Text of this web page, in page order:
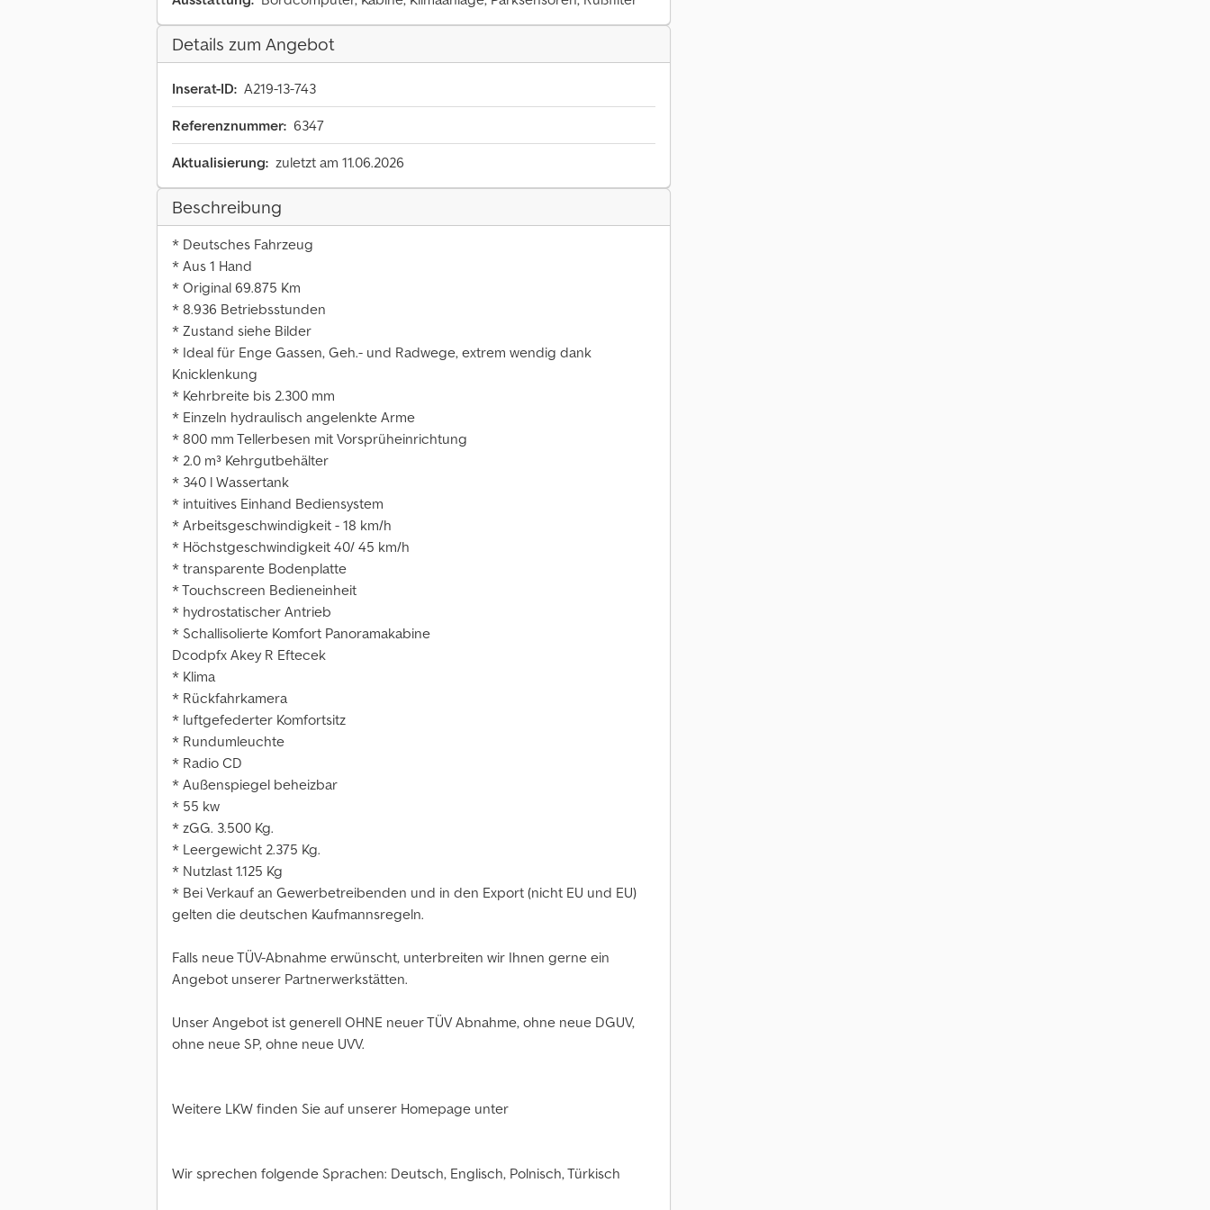
Details zum Angebot
Inserat-ID: A219-13-743
Referenznummer: 6347
Aktualisierung: zuletzt am 11.06.2026
Beschreibung
* Deutsches Fahrzeug
* Aus 1 Hand
* Original 69.875 Km
* 8.936 Betriebsstunden
* Zustand siehe Bilder
* Ideal für Enge Gassen, Geh.- und Radwege, extrem wendig dank
Knicklenkung
* Kehrbreite bis 2.300 mm
* Einzeln hydraulisch angelenkte Arme
* 800 mm Tellerbesen mit Vorsprüheinrichtung
* 2.0 m³ Kehrgutbehälter
* 340 l Wassertank
* intuitives Einhand Bediensystem
* Arbeitsgeschwindigkeit - 18 km/h
* Höchstgeschwindigkeit 40/ 45 km/h
* transparente Bodenplatte
* Touchscreen Bedieneinheit
* hydrostatischer Antrieb
* Schallisolierte Komfort Panoramakabine
Dcodpfx Akey R Eftecek
* Klima
* Rückfahrkamera
* luftgefederter Komfortsitz
* Rundumleuchte
* Radio CD
* Außenspiegel beheizbar
* 55 kw
* zGG. 3.500 Kg.
* Leergewicht 2.375 Kg.
* Nutzlast 1.125 Kg
* Bei Verkauf an Gewerbetreibenden und in den Export (nicht EU und EU)
gelten die deutschen Kaufmannsregeln.
Falls neue TÜV-Abnahme erwünscht, unterbreiten wir Ihnen gerne ein
Angebot unserer Partnerwerkstätten.
Unser Angebot ist generell OHNE neuer TÜV Abnahme, ohne neue DGUV,
ohne neue SP, ohne neue UVV.
Weitere LKW finden Sie auf unserer Homepage unter
Wir sprechen folgende Sprachen: Deutsch, Englisch, Polnisch, Türkisch